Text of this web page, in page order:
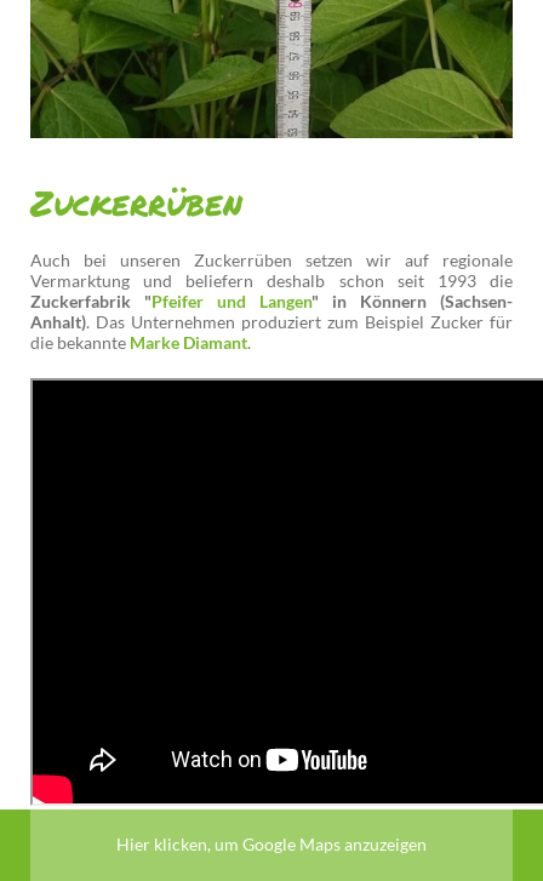
Zuckerrüben
Auch bei unseren Zuckerrüben setzen wir auf regionale
Vermarktung und beliefern deshalb schon seit 1993 die
Zuckerfabrik "Pfeifer und Langen" in Könnern (Sachsen-
Anhalt). Das Unternehmen produziert zum Beispiel Zucker für
die bekannte Marke Diamant.
Hier klicken, um Google Maps anzuzeigen